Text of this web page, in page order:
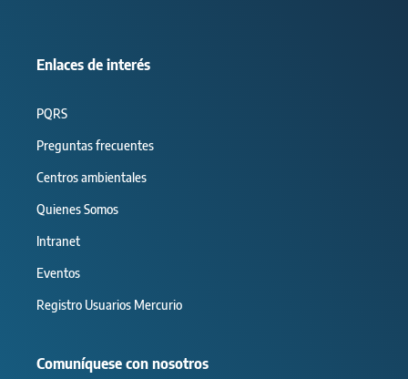
Enlaces de interés
PQRS
Preguntas frecuentes
Centros ambientales
Quienes Somos
Intranet
Eventos
Registro Usuarios Mercurio
Comuníquese con nosotros